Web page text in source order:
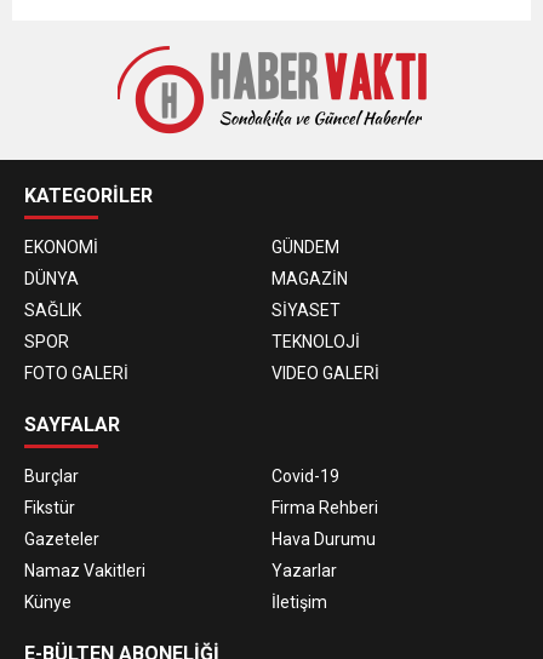
KATEGORİLER
EKONOMİ
GÜNDEM
DÜNYA
MAGAZİN
SAĞLIK
SİYASET
SPOR
TEKNOLOJİ
FOTO GALERİ
VIDEO GALERİ
SAYFALAR
Burçlar
Covid-19
Fikstür
Firma Rehberi
Gazeteler
Hava Durumu
Namaz Vakitleri
Yazarlar
Künye
İletişim
E-BÜLTEN ABONELİĞİ